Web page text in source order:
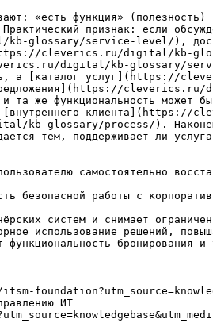
«есть функция»
признак: если
service-level/),
cleverics.ru/digital/kb-
digital/kb-glossary/
а [каталог
предложения](https://
и та же функциональность
[внутреннего
glossary/process/). Наконец,
поддерживает ли услуга
самостоятельно
безопасной работы с
систем и снимает
использование решений,
бронирования
ИТ